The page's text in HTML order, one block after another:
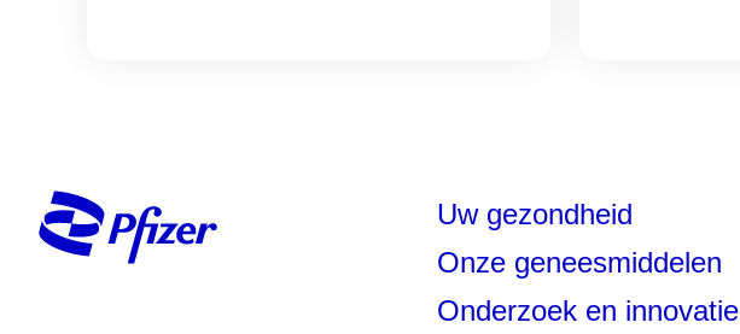
Uw gezondheid
Onze geneesmiddelen
Onderzoek en innovatie